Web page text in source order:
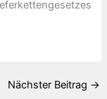
Nächster Beitrag →